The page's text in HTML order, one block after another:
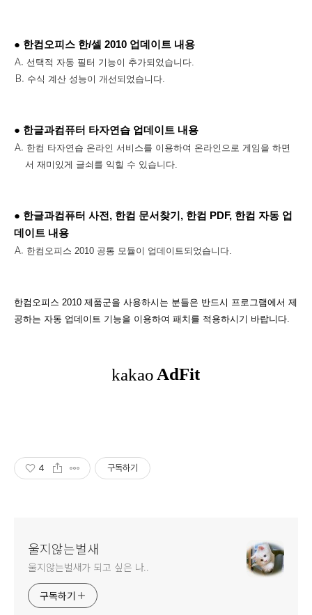
● 한컴오피스 한/셀 2010 업데이트 내용
선택적 자동 필터 기능이 추가되었습니다.
수식 계산 성능이 개선되었습니다.
● 한글과컴퓨터 타자연습 업데이트 내용
한컴 타자연습 온라인 서비스를 이용하여 온라인으로 게임을 하면
서 재미있게 글쇠를 익힐 수 있습니다.
● 한글과컴퓨터 사전, 한컴 문서찾기, 한컴 PDF, 한컴 자동 업
데이트 내용
한컴오피스 2010 공통 모듈이 업데이트되었습니다.
한컴오피스 2010 제품군을 사용하시는 분들은 반드시 프로그램에서 제
공하는 자동 업데이트 기능을 이용하여 패치를 적용하시기 바랍니다.
4 구독하기
울지않는벌새
울지않는벌새가 되고 싶은 나..
구독하기